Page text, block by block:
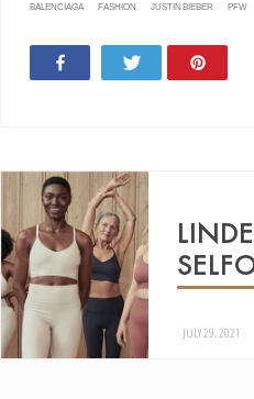
BALENCIAGA FASHION JUSTIN BIEBER PFW
Tweet
JULY 29, 2021